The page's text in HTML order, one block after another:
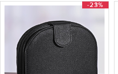
-23%